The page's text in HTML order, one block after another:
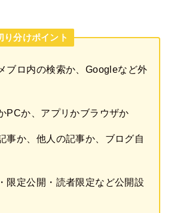
り分けポイント
ロ内の検索か、Googleなど外
か、アプリかブラウザか
か、他人の記事か、ブログ自
定公開・読者限定など公開設